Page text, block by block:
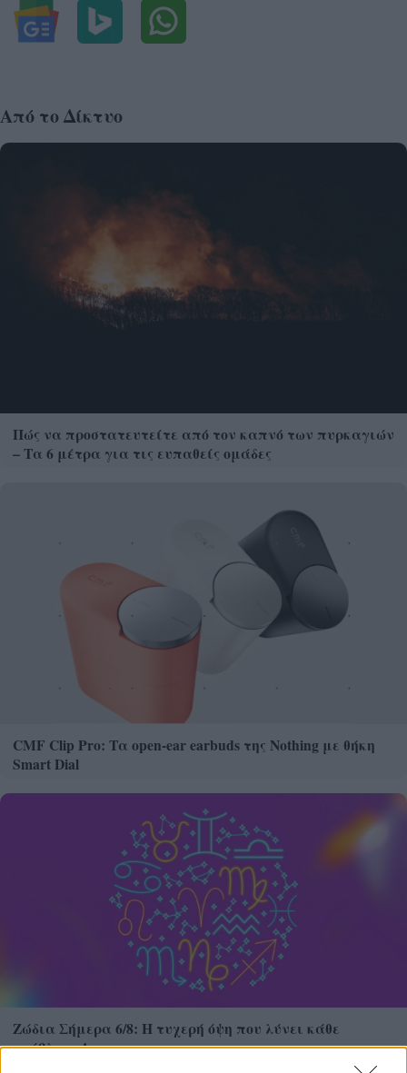
Από το Δίκτυο
Πώς να προστατευτείτε από τον καπνό των πυρκαγιών
– Τα 6 μέτρα για τις ευπαθείς ομάδες
CMF Clip Pro: Τα open-ear earbuds της Nothing με θήκη
Smart Dial
Ζώδια Σήμερα 6/8: Η τυχερή όψη που λύνει κάθε
πρόβλημα!